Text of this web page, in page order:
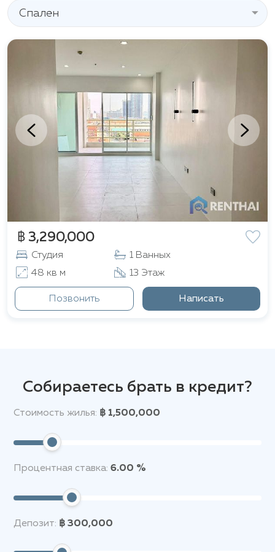
Спален
฿ 3,290,000
Студия
1 Ванных
48 кв м
13 Этаж
Позвонить Написать
Собираетесь брать в кредит?
Стоимость жилья: ฿ 1,500,000
Процентная ставка: 6.00 %
Депозит: ฿ 300,000